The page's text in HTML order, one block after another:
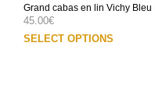
Grand cabas en lin Vichy Bleu
45.00€
SELECT OPTIONS